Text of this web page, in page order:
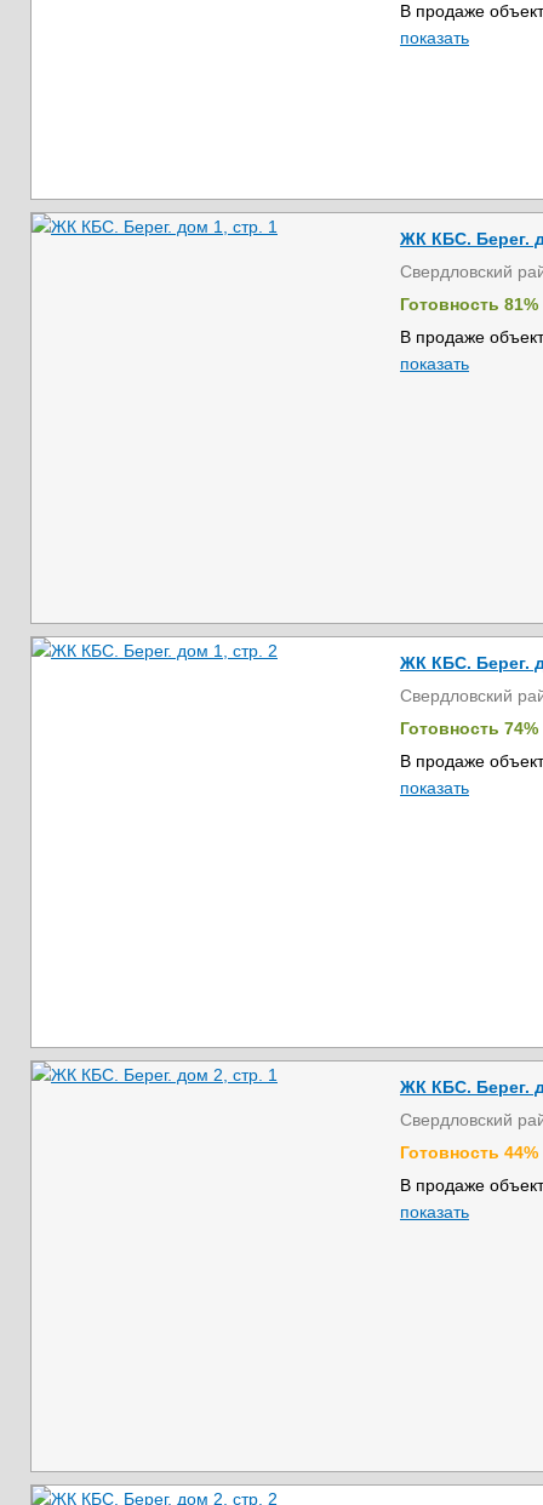
В продаже
показать
ЖК КБС. Берег.
Свердловский
Готовность 81%
В продаже
показать
ЖК КБС. Берег.
Свердловский
Готовность 74%
В продаже
показать
ЖК КБС. Берег.
Свердловский
Готовность 44%
В продаже
показать